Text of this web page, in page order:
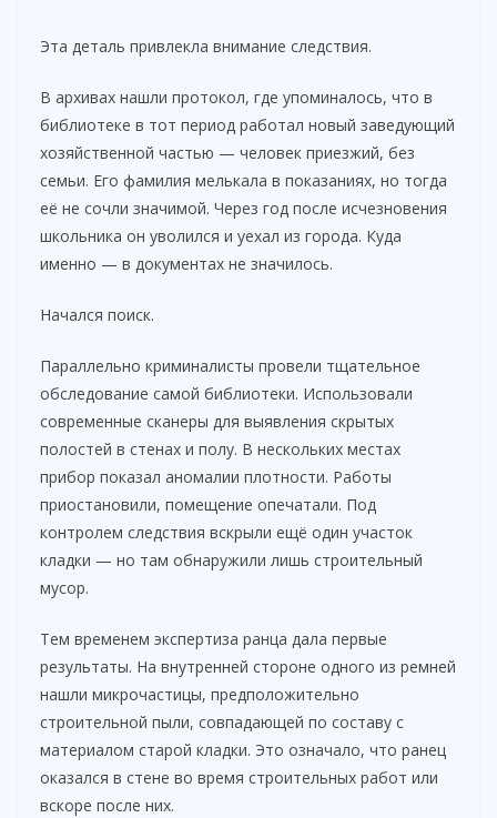
Эта деталь привлекла внимание следствия.
В архивах нашли протокол, где упоминалось, что в
библиотеке в тот период работал новый заведующий
хозяйственной частью — человек приезжий, без
семьи. Его фамилия мелькала в показаниях, но тогда
её не сочли значимой. Через год после исчезновения
школьника он уволился и уехал из города. Куда
именно — в документах не значилось.
Начался поиск.
Параллельно криминалисты провели тщательное
обследование самой библиотеки. Использовали
современные сканеры для выявления скрытых
полостей в стенах и полу. В нескольких местах
прибор показал аномалии плотности. Работы
приостановили, помещение опечатали. Под
контролем следствия вскрыли ещё один участок
кладки — но там обнаружили лишь строительный
мусор.
Тем временем экспертиза ранца дала первые
результаты. На внутренней стороне одного из ремней
нашли микрочастицы, предположительно
строительной пыли, совпадающей по составу с
материалом старой кладки. Это означало, что ранец
оказался в стене во время строительных работ или
вскоре после них.